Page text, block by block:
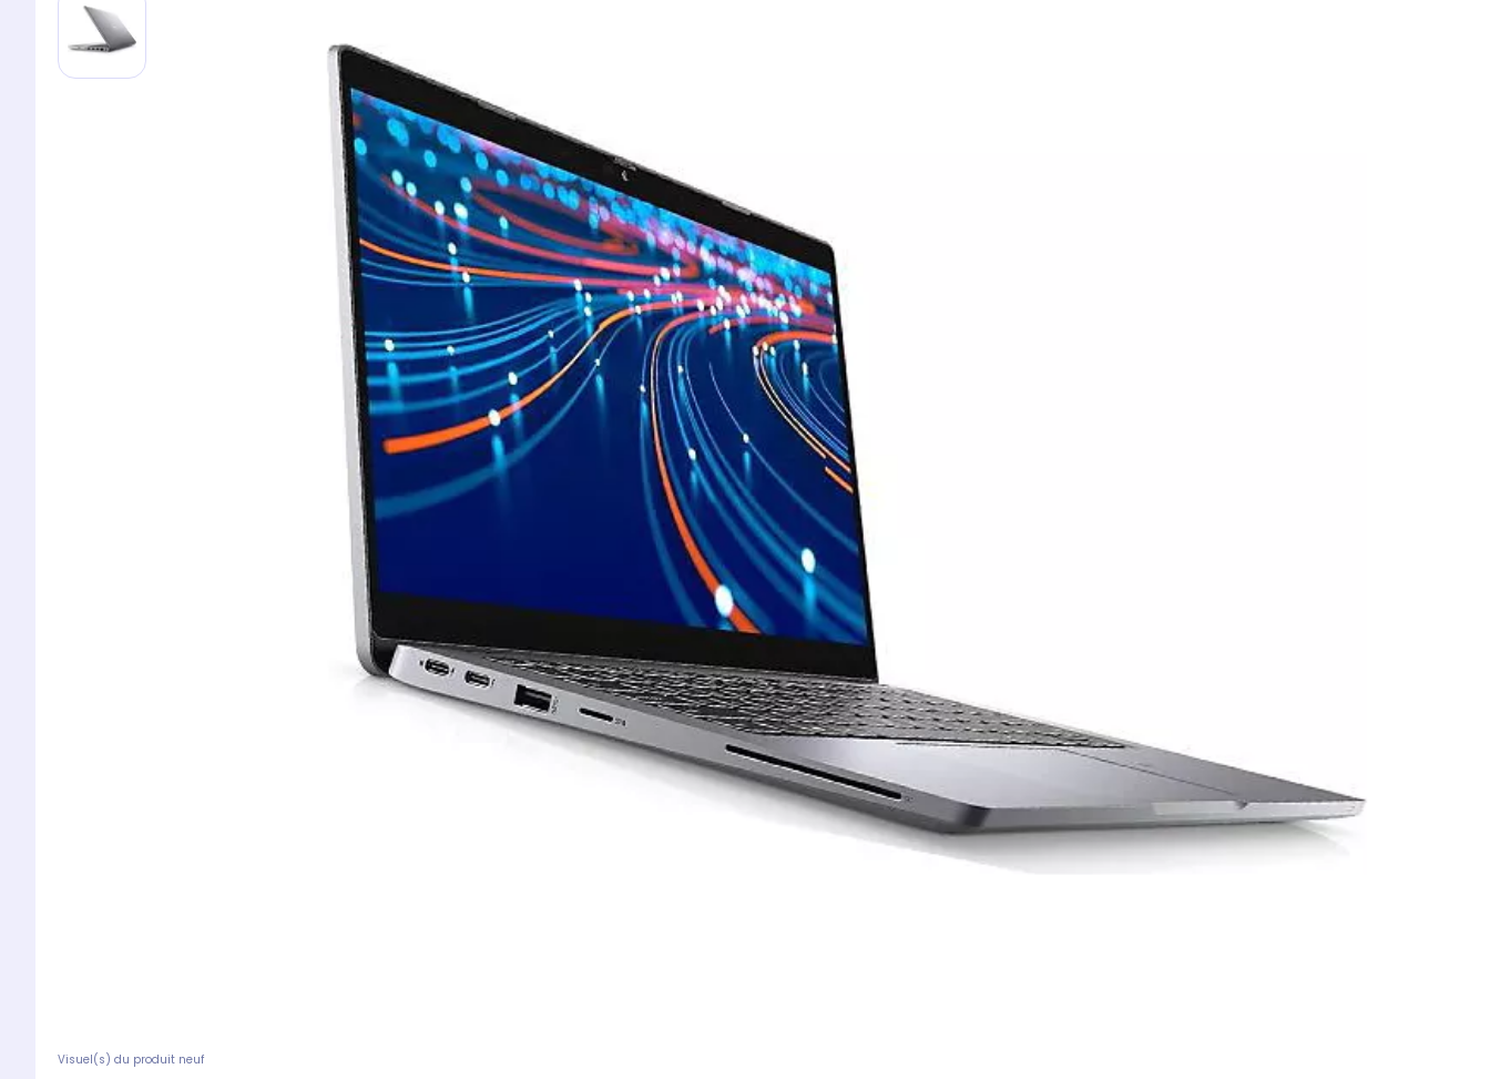
Visuel(s) du produit neuf